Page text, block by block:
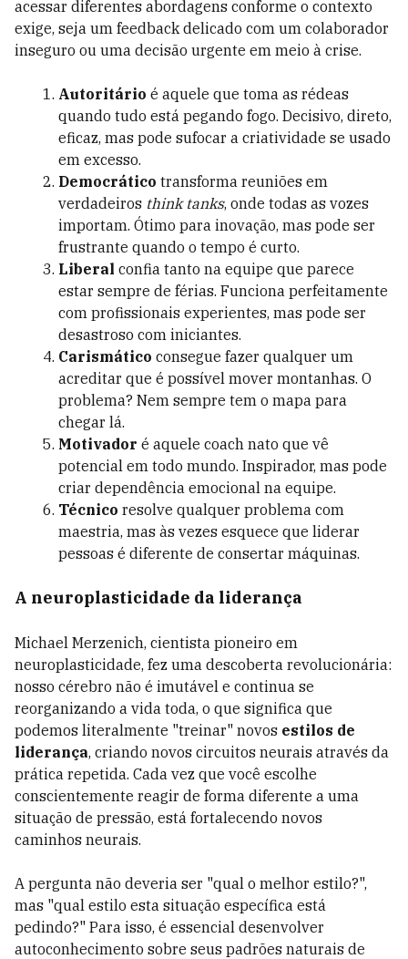
acessar diferentes abordagens conforme o contexto
exige, seja um feedback delicado com um colaborador
inseguro ou uma decisão urgente em meio à crise.
Autoritário é aquele que toma as rédeas
quando tudo está pegando fogo. Decisivo, direto,
eficaz, mas pode sufocar a criatividade se usado
em excesso.
Democrático transforma reuniões em
verdadeiros think tanks, onde todas as vozes
importam. Ótimo para inovação, mas pode ser
frustrante quando o tempo é curto.
Liberal confia tanto na equipe que parece
estar sempre de férias. Funciona perfeitamente
com profissionais experientes, mas pode ser
desastroso com iniciantes.
Carismático consegue fazer qualquer um
acreditar que é possível mover montanhas. O
problema? Nem sempre tem o mapa para
chegar lá.
Motivador é aquele coach nato que vê
potencial em todo mundo. Inspirador, mas pode
criar dependência emocional na equipe.
Técnico resolve qualquer problema com
maestria, mas às vezes esquece que liderar
pessoas é diferente de consertar máquinas.
A neuroplasticidade da liderança
Michael Merzenich, cientista pioneiro em
neuroplasticidade, fez uma descoberta revolucionária:
nosso cérebro não é imutável e continua se
reorganizando a vida toda, o que significa que
podemos literalmente "treinar" novos estilos de
liderança, criando novos circuitos neurais através da
prática repetida. Cada vez que você escolhe
conscientemente reagir de forma diferente a uma
situação de pressão, está fortalecendo novos
caminhos neurais.
A pergunta não deveria ser "qual o melhor estilo?",
mas "qual estilo esta situação específica está
pedindo?" Para isso, é essencial desenvolver
autoconhecimento sobre seus padrões naturais de